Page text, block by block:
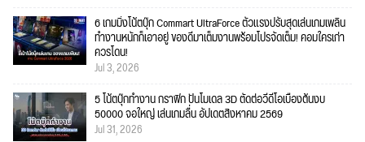
6 เกมมิ่งโน้ตบุ๊ก Commart UltraForce ตัวแรงปรับสุดเล่นเกมเพลิน
ทำงานหนักก็เอาอยู่ ของดีมาเต็มงานพร้อมโปรจัดเต็ม! คอมใครเก่า
ควรโดน!
Jul 3, 2026
5 โน้ตบุ๊กทำงาน กราฟิก ปั้นโมเดล 3D ตัดต่อวีดีโอเบื้องต้นงบ
50000 จอใหญ่ เล่นเกมลื่น อัปเดตสิงหาคม 2569
Jul 31, 2026